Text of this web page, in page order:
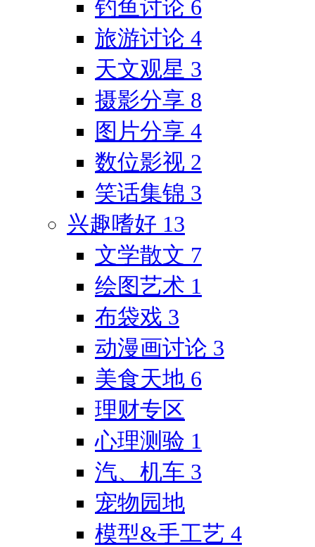
钓鱼讨论 6
旅游讨论 4
天文观星 3
摄影分享 8
图片分享 4
数位影视 2
笑话集锦 3
兴趣嗜好 13
文学散文 7
绘图艺术 1
布袋戏 3
动漫画讨论 3
美食天地 6
理财专区
心理测验 1
汽、机车 3
宠物园地
模型&手工艺 4